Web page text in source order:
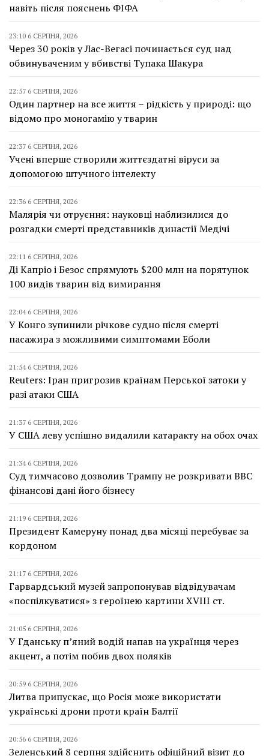
навіть після пояснень ФІФА
23:10 6 СЕРПНЯ, 2026
Через 30 років у Лас-Вегасі починається суд над
обвинуваченим у вбивстві Тупака Шакура
22:57 6 СЕРПНЯ, 2026
Один партнер на все життя – рідкість у природі: що
відомо про моногамію у тварин
22:37 6 СЕРПНЯ, 2026
Учені вперше створили життєздатні віруси за
допомогою штучного інтелекту
22:36 6 СЕРПНЯ, 2026
Малярія чи отруєння: науковці наблизилися до
розгадки смерті представників династії Медічі
22:11 6 СЕРПНЯ, 2026
Ді Капріо і Безос спрямують $200 млн на порятунок
100 видів тварин від вимирання
22:04 6 СЕРПНЯ, 2026
У Конго зупинили річкове судно після смерті
пасажира з можливими симптомами Еболи
21:54 6 СЕРПНЯ, 2026
Reuters: Іран пригрозив країнам Перської затоки у
разі атаки США
21:37 6 СЕРПНЯ, 2026
У США леву успішно видалили катаракту на обох очах
21:34 6 СЕРПНЯ, 2026
Суд тимчасово дозволив Трампу не розкривати BBC
фінансові дані його бізнесу
21:19 6 СЕРПНЯ, 2026
Президент Камеруну понад два місяці перебуває за
кордоном
21:17 6 СЕРПНЯ, 2026
Гарвардський музей запропонував відвідувачам
«поспілкуватися» з героїнею картини XVIII ст.
21:05 6 СЕРПНЯ, 2026
У Гданську п’яний водій напав на українця через
акцент, а потім побив двох поляків
20:59 6 СЕРПНЯ, 2026
Литва припускає, що Росія може використати
українські дрони проти країн Балтії
20:56 6 СЕРПНЯ, 2026
Зеленський 8 серпня здійснить офіційний візит до